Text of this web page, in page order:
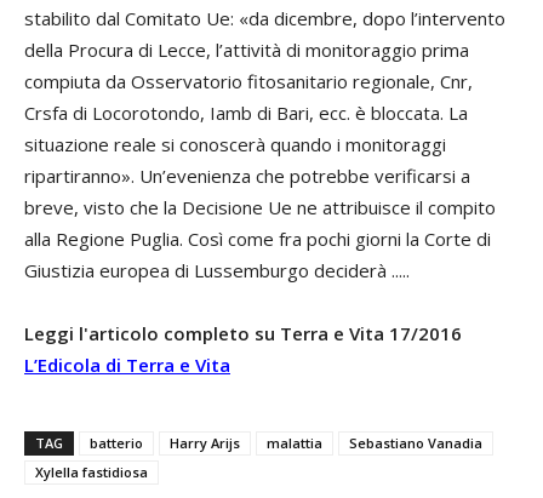
stabilito dal Comitato Ue: «da dicembre, dopo l’intervento
della Procura di Lecce, l’attività di monitoraggio prima
compiuta da Osservatorio fitosanitario regionale, Cnr,
Crsfa di Locorotondo, Iamb di Bari, ecc. è bloccata. La
situazione reale si conoscerà quando i monitoraggi
ripartiranno». Un’evenienza che potrebbe verificarsi a
breve, visto che la Decisione Ue ne attribuisce il compito
alla Regione Puglia. Così come fra pochi giorni la Corte di
Giustizia europea di Lussemburgo deciderà .....
Leggi l'articolo completo su Terra e Vita 17/2016
L’Edicola di Terra e Vita
TAG batterio Harry Arijs malattia
Sebastiano Vanadia
Xylella fastidiosa